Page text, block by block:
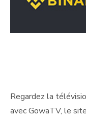
Regardez la
avec GowaTV, le